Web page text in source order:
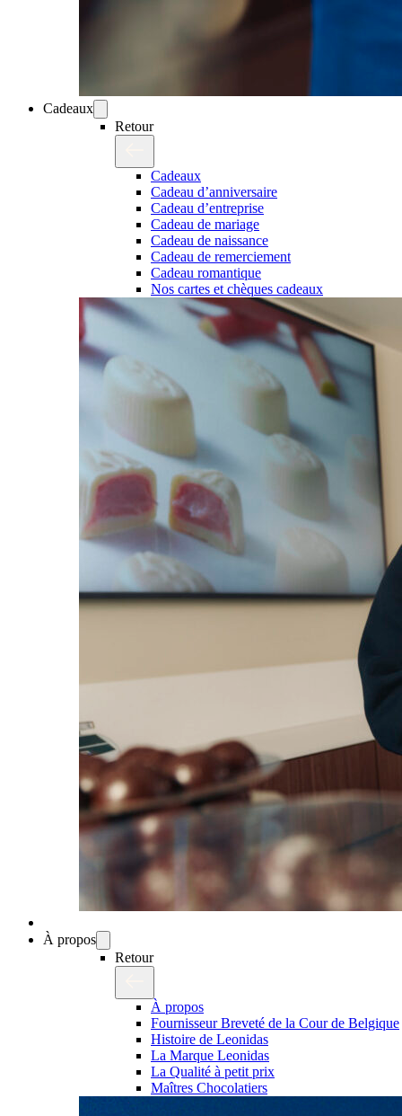
Cadeaux
Retour
Cadeaux
Cadeau d’anniversaire
Cadeau d’entreprise
Cadeau de mariage
Cadeau de naissance
Cadeau de remerciement
Cadeau romantique
Nos cartes et chèques cadeaux
À propos
Retour
À propos
Fournisseur Breveté de la Cour de Belgique
Histoire de Leonidas
La Marque Leonidas
La Qualité à petit prix
Maîtres Chocolatiers